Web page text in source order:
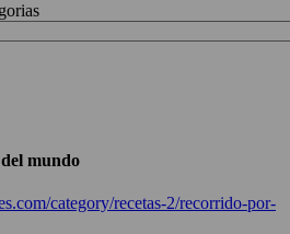
mundo
category/recetas-2/recorrido-por-